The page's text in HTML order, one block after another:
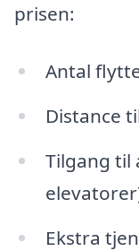
prisen:
Antal
Distance
Tilgang til
Ekstra